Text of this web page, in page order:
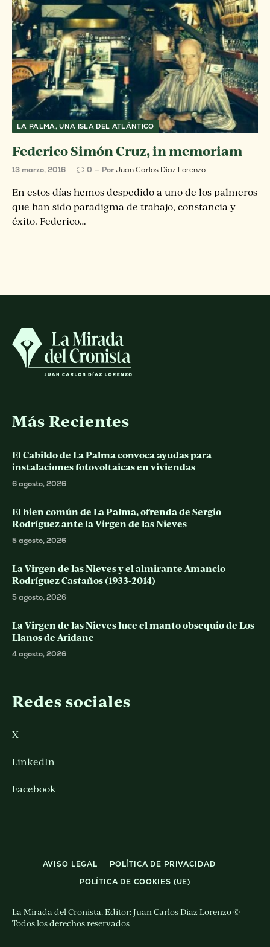
LA PALMA, UNA ISLA DEL ATLÁNTICO
Federico Simón Cruz, in memoriam
13 marzo, 2016 0 PorJuan Carlos Diaz Lorenzo
En estos días hemos despedido a uno de los palmeros
que han sido paradigma de trabajo, constancia y
éxito. Federico…
Más Recientes
El Cabildo de La Palma convoca ayudas para
instalaciones fotovoltaicas en viviendas
6 agosto, 2026
El bien común de La Palma, ofrenda de Sergio
Rodríguez ante la Virgen de las Nieves
5 agosto, 2026
La Virgen de las Nieves y el almirante Amancio
Rodríguez Castaños (1933-2014)
5 agosto, 2026
La Virgen de las Nieves luce el manto obsequio de Los
Llanos de Aridane
4 agosto, 2026
Redes sociales
X
LinkedIn
Facebook
AVISO LEGAL
POLÍTICA DE PRIVACIDAD
POLÍTICA DE COOKIES (UE)
La Mirada del Cronista. Editor: Juan Carlos Diaz Lorenzo ©
Todos los derechos reservados